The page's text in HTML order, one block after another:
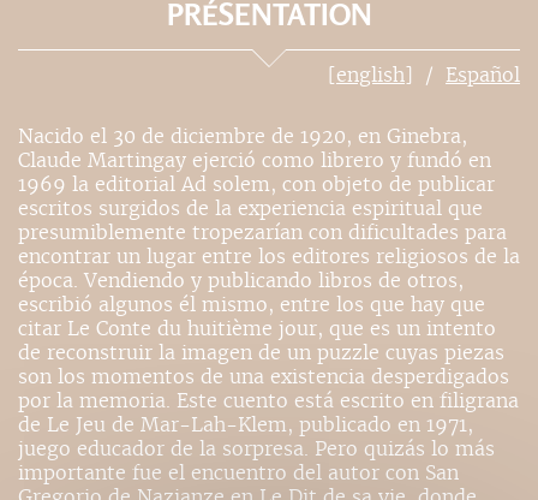
PRÉSENTATION
[english] Español
Nacido el 30 de diciembre de 1920, en Ginebra,
Claude Martingay ejerció como librero y fundó en
1969 la editorial Ad solem, con objeto de publicar
escritos surgidos de la experiencia espiritual que
presumiblemente tropezarían con dificultades para
encontrar un lugar entre los editores religiosos de la
época. Vendiendo y publicando libros de otros,
escribió algunos él mismo, entre los que hay que
citar Le Conte du huitième jour, que es un intento
de reconstruir la imagen de un puzzle cuyas piezas
son los momentos de una existencia desperdigados
por la memoria. Este cuento está escrito en filigrana
de Le Jeu de Mar-Lah-Klem, publicado en 1971,
juego educador de la sorpresa. Pero quizás lo más
importante fue el encuentro del autor con San